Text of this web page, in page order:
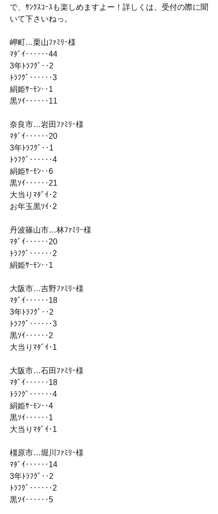
で、ｻﾝｸｽｺｰｽも楽しめますよー！詳しくは、受付の際に聞
いて下さいねっ。
岬町…栗山ﾌｧﾐﾘｰ様
ﾏﾀﾞｲ‥‥‥44
3年ﾄﾗﾌｸﾞ‥2
ﾄﾗﾌｸﾞ‥‥‥3
絹姫ｻｰﾓﾝ‥1
黒ｿｲ‥‥‥11
奈良市…岩田ﾌｧﾐﾘｰ様
ﾏﾀﾞｲ‥‥‥20
3年ﾄﾗﾌｸﾞ‥1
ﾄﾗﾌｸﾞ‥‥‥4
絹姫ｻｰﾓﾝ‥6
黒ｿｲ‥‥‥21
大当りﾏﾀﾞｲ･2
お年玉黒ｿｲ･2
丹波篠山市…林ﾌｧﾐﾘｰ様
ﾏﾀﾞｲ‥‥‥20
ﾄﾗﾌｸﾞ‥‥‥2
絹姫ｻｰﾓﾝ‥1
大阪市…吉野ﾌｧﾐﾘｰ様
ﾏﾀﾞｲ‥‥‥18
3年ﾄﾗﾌｸﾞ‥2
ﾄﾗﾌｸﾞ‥‥‥3
黒ｿｲ‥‥‥2
大当りﾏﾀﾞｲ･1
大阪市…石田ﾌｧﾐﾘｰ様
ﾏﾀﾞｲ‥‥‥18
ﾄﾗﾌｸﾞ‥‥‥4
絹姫ｻｰﾓﾝ‥4
黒ｿｲ‥‥‥1
大当りﾏﾀﾞｲ･1
橿原市…堀川ﾌｧﾐﾘｰ様
ﾏﾀﾞｲ‥‥‥14
3年ﾄﾗﾌｸﾞ‥2
ﾄﾗﾌｸﾞ‥‥‥2
黒ｿｲ‥‥‥5